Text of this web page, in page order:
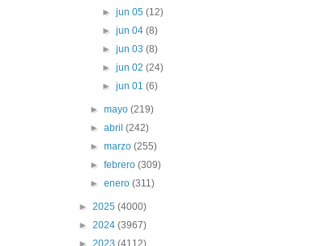
► jun 05 (12)
► jun 04 (8)
► jun 03 (8)
► jun 02 (24)
► jun 01 (6)
►mayo(219)
►abril(242)
►marzo(255)
►febrero(309)
►enero(311)
► 2025 (4000)
► 2024 (3967)